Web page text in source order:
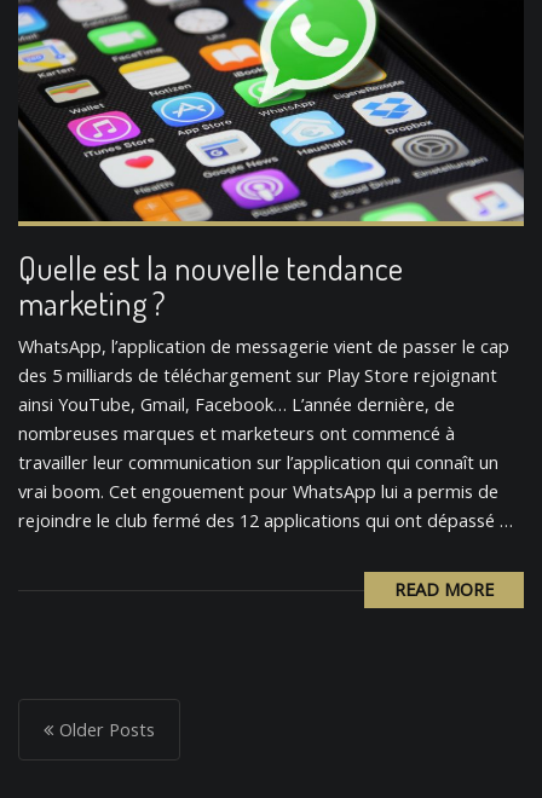
Quelle est la nouvelle tendance
marketing ?
WhatsApp, l’application de messagerie vient de passer le cap
des 5 milliards de téléchargement sur Play Store rejoignant
ainsi YouTube, Gmail, Facebook… L’année dernière, de
nombreuses marques et marketeurs ont commencé à
travailler leur communication sur l’application qui connaît un
vrai boom. Cet engouement pour WhatsApp lui a permis de
rejoindre le club fermé des 12 applications qui ont dépassé …
READ MORE
P
s
Older Posts